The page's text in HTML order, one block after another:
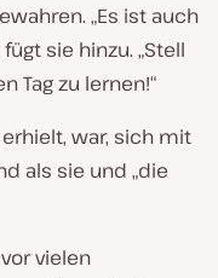
„Es ist auch
sie hinzu. „Stell
Tag zu lernen!“
war, sich mit
als sie und „die
vielen